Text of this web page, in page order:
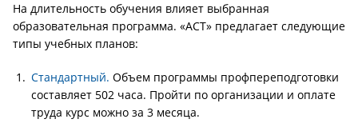
На длительность обучения влияет выбранная
образовательная программа. «АСТ» предлагает следующие
типы учебных планов:
Стандартный. Объем программы профпереподготовки
составляет 502 часа. Пройти по организации и оплате
труда курс можно за 3 месяца.